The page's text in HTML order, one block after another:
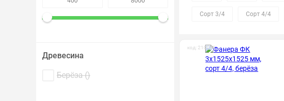
Древесина
Берёза ()
Сорт 3/4 Сорт 4/4
код: 210001